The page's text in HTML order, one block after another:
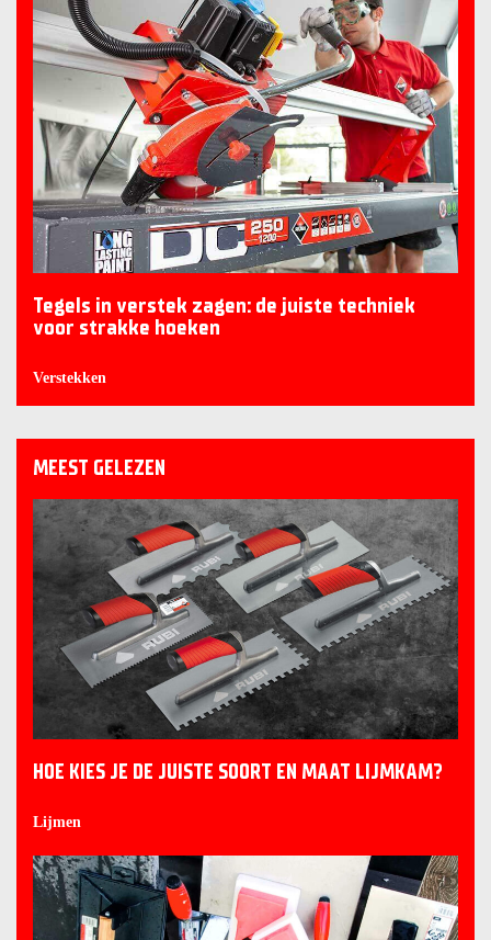
Tegels in verstek zagen: de juiste techniek
voor strakke hoeken
Verstekken
MEEST GELEZEN
HOE KIES JE DE JUISTE SOORT EN MAAT LIJMKAM?
Lijmen